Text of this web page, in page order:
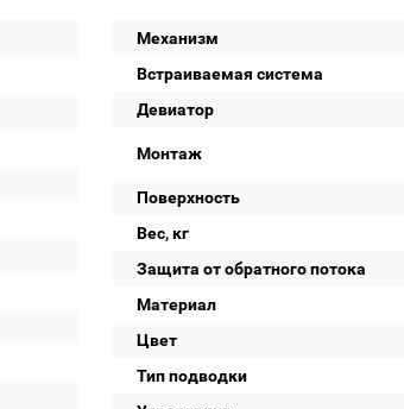
Механизм
Встраиваемая система
Девиатор
Монтаж
Поверхность
Вес, кг
Защита от обратного потока
Материал
Цвет
Тип подводки